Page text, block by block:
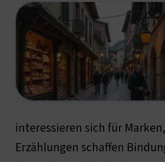
interessieren sich für
Erzählungen schaffen